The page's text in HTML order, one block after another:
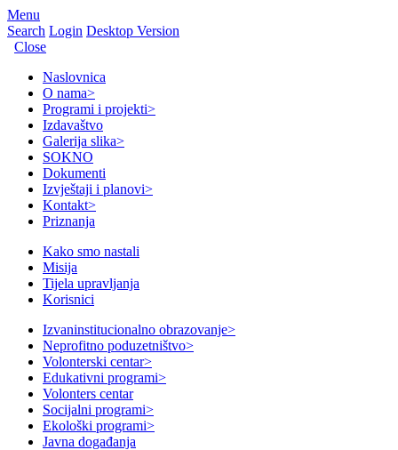
Menu
Search Login Desktop Version
Close
Naslovnica
O nama>
Programi i projekti>
Izdavaštvo
Galerija slika>
SOKNO
Dokumenti
Izvještaji i planovi>
Kontakt>
Priznanja
Kako smo nastali
Misija
Tijela upravljanja
Korisnici
Izvaninstitucionalno obrazovanje>
Neprofitno poduzetništvo>
Volonterski centar>
Edukativni programi>
Volonters centar
Socijalni programi>
Ekološki programi>
Javna događanja